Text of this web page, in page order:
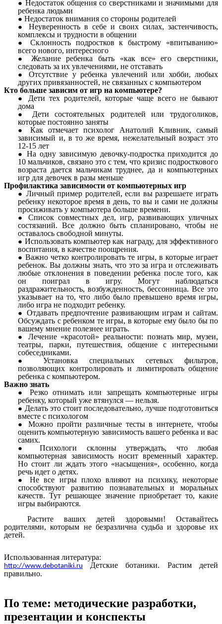
Недостаток общения со сверстниками и значимыми для
ребенка людьми
Недостаток внимания со стороны родителей
Неуверенность в себе и своих силах, застенчивость,
комплексы и трудности в общении
Склонность подростков к быстрому «впитыванию»
всего нового, интересного
Желание ребенка быть «как все» его сверстники,
следовать за их увлечениями, не отставать
Отсутствие у ребенка увлечений или хобби, любых
других привязанностей, не связанных с компьютером
Кто больше зависим от игр на компьютере?
Дети тех родителей, которые чаще всего не бывают
дома
Дети состоятельных родителей или трудоголиков,
которые постоянно заняты
Как отмечает психолог Анатолий Кливник, самый
зависимый и, в то же время, нежелательный возраст это
12-15 лет
На одну зависимую девочку-подростка приходится до
10 мальчиков, связано это с тем, что кризис подросткового
возраста дается мальчикам труднее, да и компьютерных
игр для девочек в разы меньше
Профилактика зависимости от компьютерных игр
Личный пример родителей, если вы разрешаете играть
ребенку некоторое время в день, то вы и сами не должны
просиживать у компьютера больше времени.
Список совместных дел, игр, развивающих уличных
состязаний. Все должно быть спланировано, чтобы не
оставалось свободной минуты.
Использовать компьютер как награду, для эффективного
воспитания, в качестве поощрения.
Важно четко контролировать те игры, в которые играет
ребенок. Вы должны знать, что это за игра и отслеживать
любые отклонения в поведении ребенка после того, как
он поиграл в игру. Могут наблюдаться
раздражительность, возбужденность, бессонница. Все это
указывает на то, что либо было превышено время игры,
либо игра не подходит ребенку.
Отдавать предпочтение развивающим играм и сайтам.
Обсуждать с ребенком те игры, в которые ему было бы по
вашему мнение полезнее играть.
Лечение «красотой» реальности: познать мир, музеи,
театры, парки, путешествия, общение с интересными
собеседниками.
Установка специальных сетевых фильтров,
позволяющих контролировать и лимитировать общение
ребенка с компьютером.
Важно знать
Резко отнимать или запрещать компьютерные игры
ребенку, который уже втянулся — нельзя.
Делать это стоит последовательно, лучше подготовиться
вместе с психологом
Можно пройти различные тесты в интернете, чтобы
оценить компьютерную зависимость вашего ребенка и вас
самих.
Психологи склонны утверждать, что любая
компьютерная зависимость носит временный характер.
Но стоит ли ждать этого «насыщения», особенно, когда
речь идет о детях.
Не все игры плохо влияют на психику, некоторые
способствуют развитию познавательных и моральных
качеств. Тут решающее значение приобретает то, какие
игры выбираются.
Растите ваших детей здоровыми! Оставайтесь
родителями, которым не безразлична судьба и здоровье их
детей.
Использованная литература:
http://www.debotaniki.ru
Детские ботаники. Растим детей
правильно.
По теме: методические разработки,
презентации и конспекты